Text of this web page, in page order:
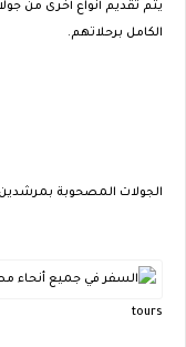
يتم تقديم أنواع أخرى من
الكامل برحلاتهم.
الجولات المصحوبة بمرشدين
tours